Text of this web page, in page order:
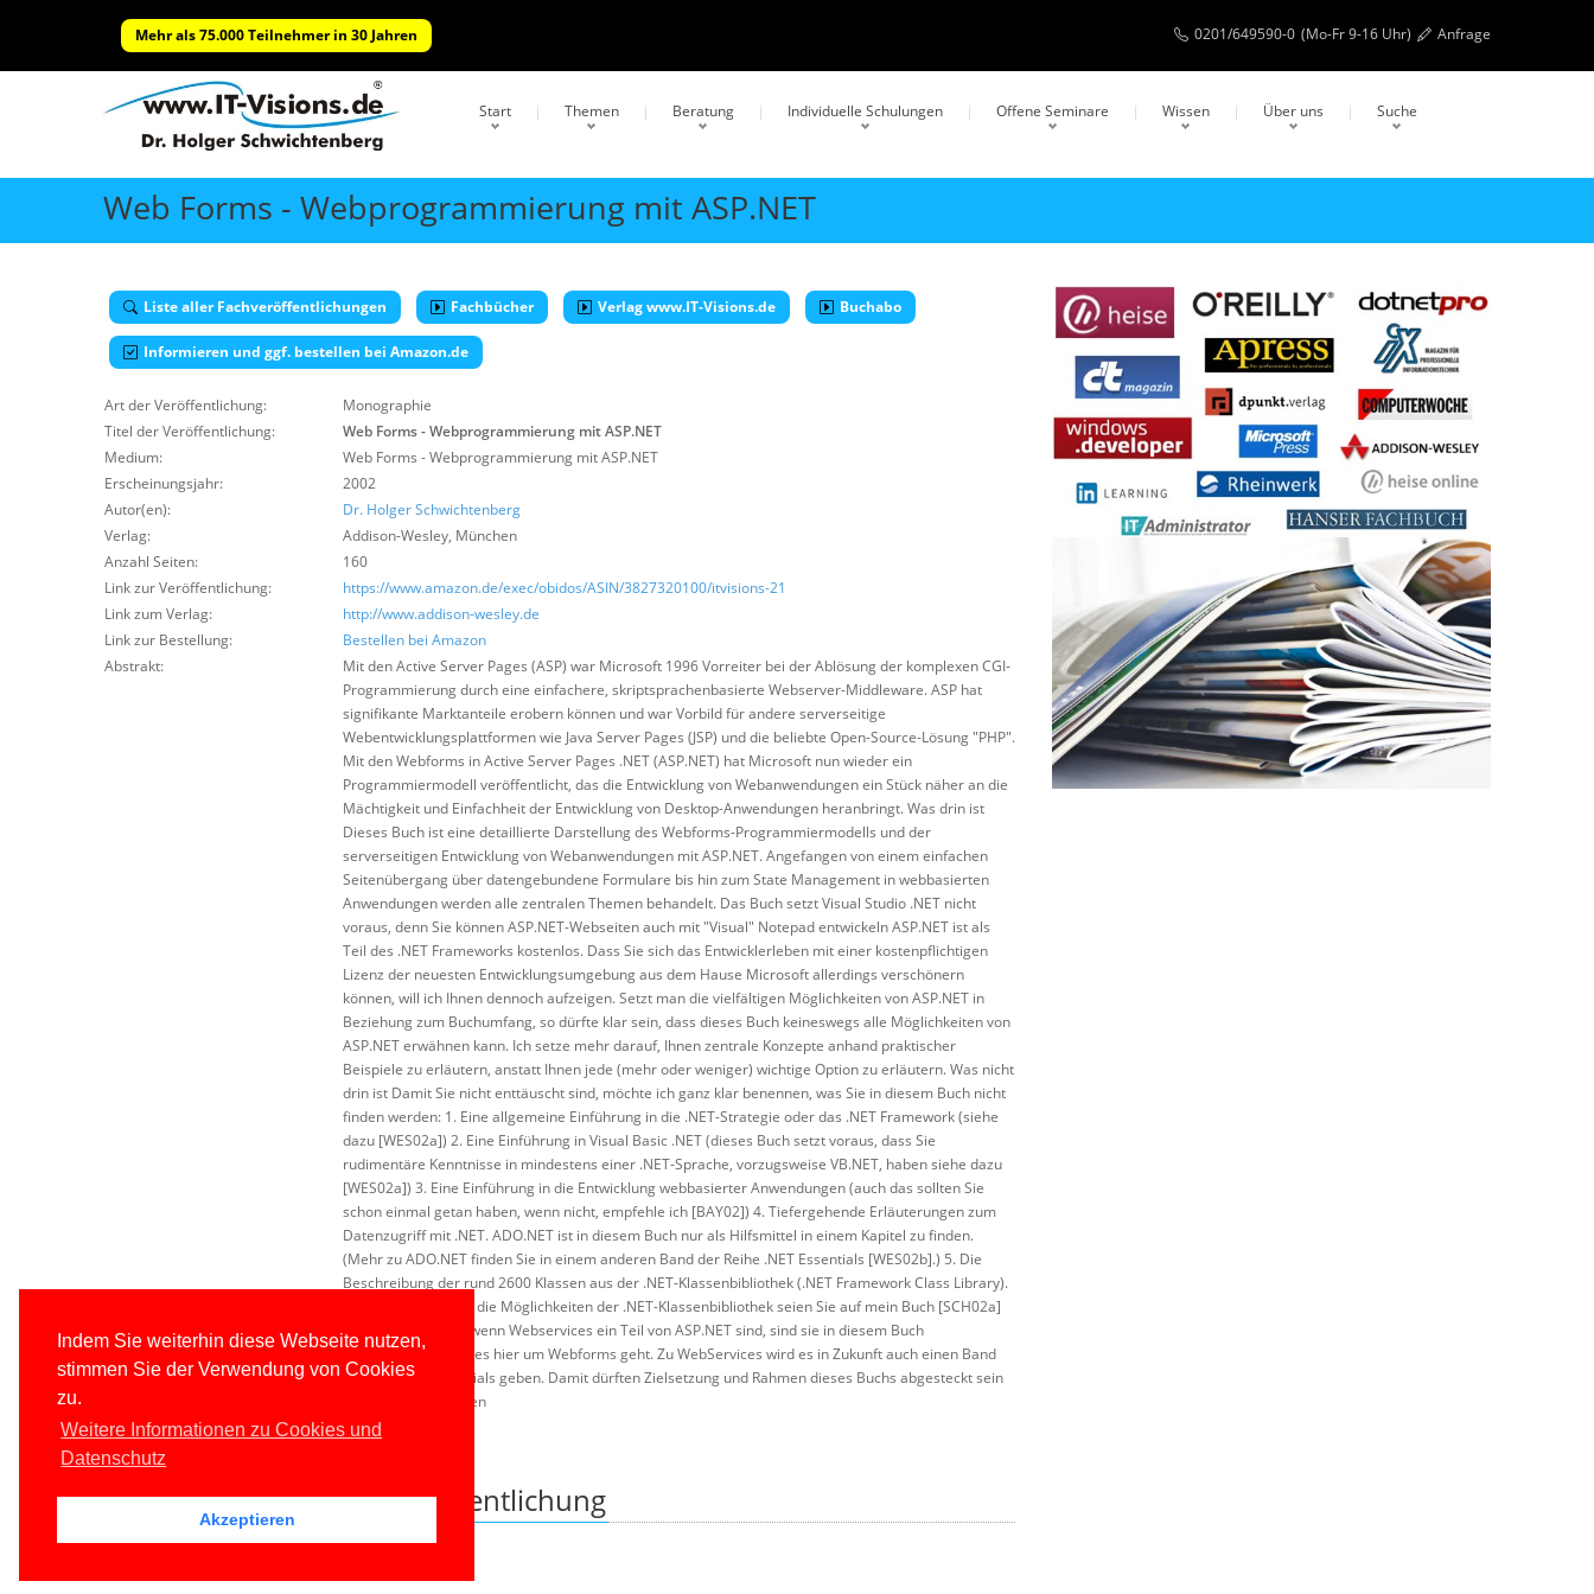
Indem Sie weiterhin diese Webseite nutzen,
stimmen Sie der Verwendung von Cookies
zu.
Weitere Informationen zu Cookies und
Datenschutz
Akzeptieren
Mehr als 75.000 Teilnehmer in 30 Jahren 0201/649590-0 (Mo-Fr 9-16 Uhr) Anfrage
Start Themen Beratung Individuelle Schulungen Offene Seminare Wissen Über uns Suche
Web Forms - Webprogrammierung mit ASP.NET
Liste aller Fachveröffentlichungen Fachbücher Verlag www.IT-Visions.de Buchabo
Informieren und ggf. bestellen bei Amazon.de
Art der Veröffentlichung:
Monographie
Titel der Veröffentlichung:
Web Forms - Webprogrammierung mit ASP.NET
Medium:
Web Forms - Webprogrammierung mit ASP.NET
Erscheinungsjahr:
2002
Autor(en):
Dr. Holger Schwichtenberg
Verlag:
Addison-Wesley, München
Anzahl Seiten:
160
Link zur Veröffentlichung:
https://www.amazon.de/exec/obidos/ASIN/3827320100/itvisions-21
Link zum Verlag:
http://www.addison-wesley.de
Link zur Bestellung:
Bestellen bei Amazon
Abstrakt:
Mit den Active Server Pages (ASP) war Microsoft 1996 Vorreiter bei der Ablösung der komplexen CGI-
Programmierung durch eine einfachere, skriptsprachenbasierte Webserver-Middleware. ASP hat
signifikante Marktanteile erobern können und war Vorbild für andere serverseitige
Webentwicklungsplattformen wie Java Server Pages (JSP) und die beliebte Open-Source-Lösung "PHP".
Mit den Webforms in Active Server Pages .NET (ASP.NET) hat Microsoft nun wieder ein
Programmiermodell veröffentlicht, das die Entwicklung von Webanwendungen ein Stück näher an die
Mächtigkeit und Einfachheit der Entwicklung von Desktop-Anwendungen heranbringt. Was drin ist
Dieses Buch ist eine detaillierte Darstellung des Webforms-Programmiermodells und der
serverseitigen Entwicklung von Webanwendungen mit ASP.NET. Angefangen von einem einfachen
Seitenübergang über datengebundene Formulare bis hin zum State Management in webbasierten
Anwendungen werden alle zentralen Themen behandelt. Das Buch setzt Visual Studio .NET nicht
voraus, denn Sie können ASP.NET-Webseiten auch mit "Visual" Notepad entwickeln ASP.NET ist als
Teil des .NET Frameworks kostenlos. Dass Sie sich das Entwicklerleben mit einer kostenpflichtigen
Lizenz der neuesten Entwicklungsumgebung aus dem Hause Microsoft allerdings verschönern
können, will ich Ihnen dennoch aufzeigen. Setzt man die vielfältigen Möglichkeiten von ASP.NET in
Beziehung zum Buchumfang, so dürfte klar sein, dass dieses Buch keineswegs alle Möglichkeiten von
ASP.NET erwähnen kann. Ich setze mehr darauf, Ihnen zentrale Konzepte anhand praktischer
Beispiele zu erläutern, anstatt Ihnen jede (mehr oder weniger) wichtige Option zu erläutern. Was nicht
drin ist Damit Sie nicht enttäuscht sind, möchte ich ganz klar benennen, was Sie in diesem Buch nicht
finden werden: 1. Eine allgemeine Einführung in die .NET-Strategie oder das .NET Framework (siehe
dazu [WES02a]) 2. Eine Einführung in Visual Basic .NET (dieses Buch setzt voraus, dass Sie
rudimentäre Kenntnisse in mindestens einer .NET-Sprache, vorzugsweise VB.NET, haben siehe dazu
[WES02a]) 3. Eine Einführung in die Entwicklung webbasierter Anwendungen (auch das sollten Sie
schon einmal getan haben, wenn nicht, empfehle ich [BAY02]) 4. Tiefergehende Erläuterungen zum
Datenzugriff mit .NET. ADO.NET ist in diesem Buch nur als Hilfsmittel in einem Kapitel zu finden.
(Mehr zu ADO.NET finden Sie in einem anderen Band der Reihe .NET Essentials [WES02b].) 5. Die
Beschreibung der rund 2600 Klassen aus der .NET-Klassenbibliothek (.NET Framework Class Library).
Für einen Einblick in die Möglichkeiten der .NET-Klassenbibliothek seien Sie auf mein Buch [SCH02a]
verwiesen. 6. Auch wenn Webservices ein Teil von ASP.NET sind, sind sie in diesem Buch
ausgeklammert, da es hier um Webforms geht. Zu WebServices wird es in Zukunft auch einen Band
bei den .NET Essentials geben. Damit dürften Zielsetzung und Rahmen dieses Buchs abgesteckt sein
und es kann losgehen
Veröffentlichung lesen
Downloads zu dieser Veröffentlichung
Leider keine Dateien vorhanden.